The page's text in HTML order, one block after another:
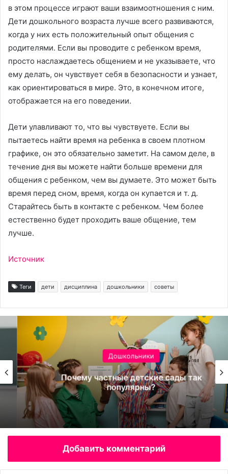
в этом процессе играют ваши взаимоотношения с ним.
Дети дошкольного возраста лучше всего развиваются,
когда у них есть положительный опыт общения с
родителями. Если вы проводите с ребенком время,
просто наслаждаетесь общением и не указываете, что
ему делать, он чувствует себя в безопасности и узнает,
как ориентироваться в мире. Это, в конечном итоге,
отображается на его поведении.
Дети улавливают то, что вы чувствуете. Если вы
пытаетесь найти время на ребенка в своем плотном
графике, он это обязательно заметит. На самом деле, в
течение дня вы можете найти больше времени для
общения с ребенком, чем вы думаете. Это может быть
время перед сном, время, когда он купается и т. д.
Старайтесь быть в контакте с ребенком. Чем более
естественно будет проходить ваше общение, тем
лучше.
Источник
Теги дети дисциплина дошкольники советы
Дошкольники
Почему частные детские сады так
популярны?
Добавить комментарий